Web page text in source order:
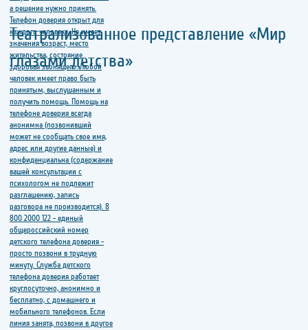
Театрализованное представление «Мир
глазами детства»